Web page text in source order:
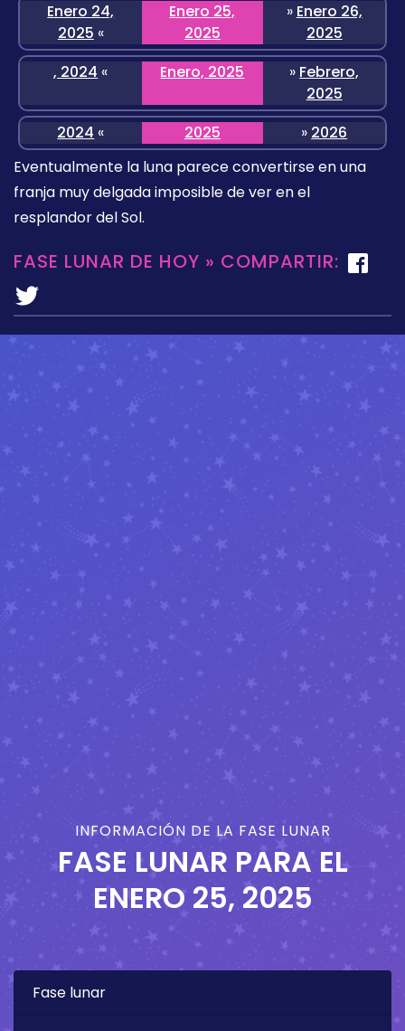
Enero 24,
2025 «
Enero 25,
2025
» Enero 26,
2025
, 2024 « Enero, 2025 » Febrero,
2025
2024 « 2025 » 2026
Eventualmente la luna parece convertirse en una
franja muy delgada imposible de ver en el
resplandor del Sol.
FASE LUNAR DE HOY » COMPARTIR:
INFORMACIÓN DE LA FASE LUNAR
FASE LUNAR PARA EL
ENERO 25, 2025
Fase lunar